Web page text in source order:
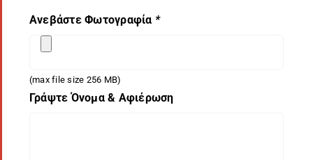
Ανεβάστε Φωτογραφία *
(max file size 256 MB)
Γράψτε Όνομα & Αφιέρωση